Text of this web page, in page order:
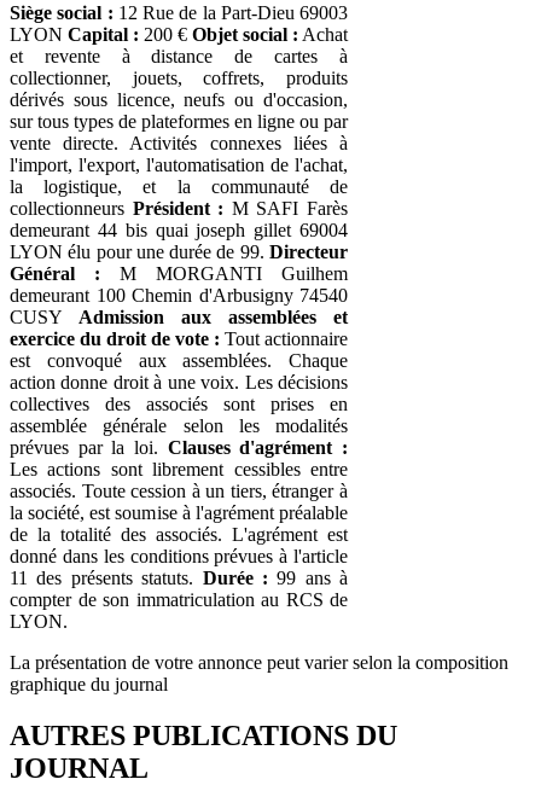
Siège social : 12 Rue de la Part-Dieu 69003
LYON Capital : 200 € Objet social : Achat
et revente à distance de cartes à
collectionner, jouets, coffrets, produits
dérivés sous licence, neufs ou d'occasion,
sur tous types de plateformes en ligne ou par
vente directe. Activités connexes liées à
l'import, l'export, l'automatisation de l'achat,
la logistique, et la communauté de
collectionneurs Président : M SAFI Farès
demeurant 44 bis quai joseph gillet 69004
LYON élu pour une durée de 99. Directeur
Général : M MORGANTI Guilhem
demeurant 100 Chemin d'Arbusigny 74540
CUSY Admission aux assemblées et
exercice du droit de vote : Tout actionnaire
est convoqué aux assemblées. Chaque
action donne droit à une voix. Les décisions
collectives des associés sont prises en
assemblée générale selon les modalités
prévues par la loi. Clauses d'agrément :
Les actions sont librement cessibles entre
associés. Toute cession à un tiers, étranger à
la société, est soumise à l'agrément préalable
de la totalité des associés. L'agrément est
donné dans les conditions prévues à l'article
11 des présents statuts. Durée : 99 ans à
compter de son immatriculation au RCS de
LYON.
La présentation de votre annonce peut varier selon la composition
graphique du journal
AUTRES PUBLICATIONS DU
JOURNAL